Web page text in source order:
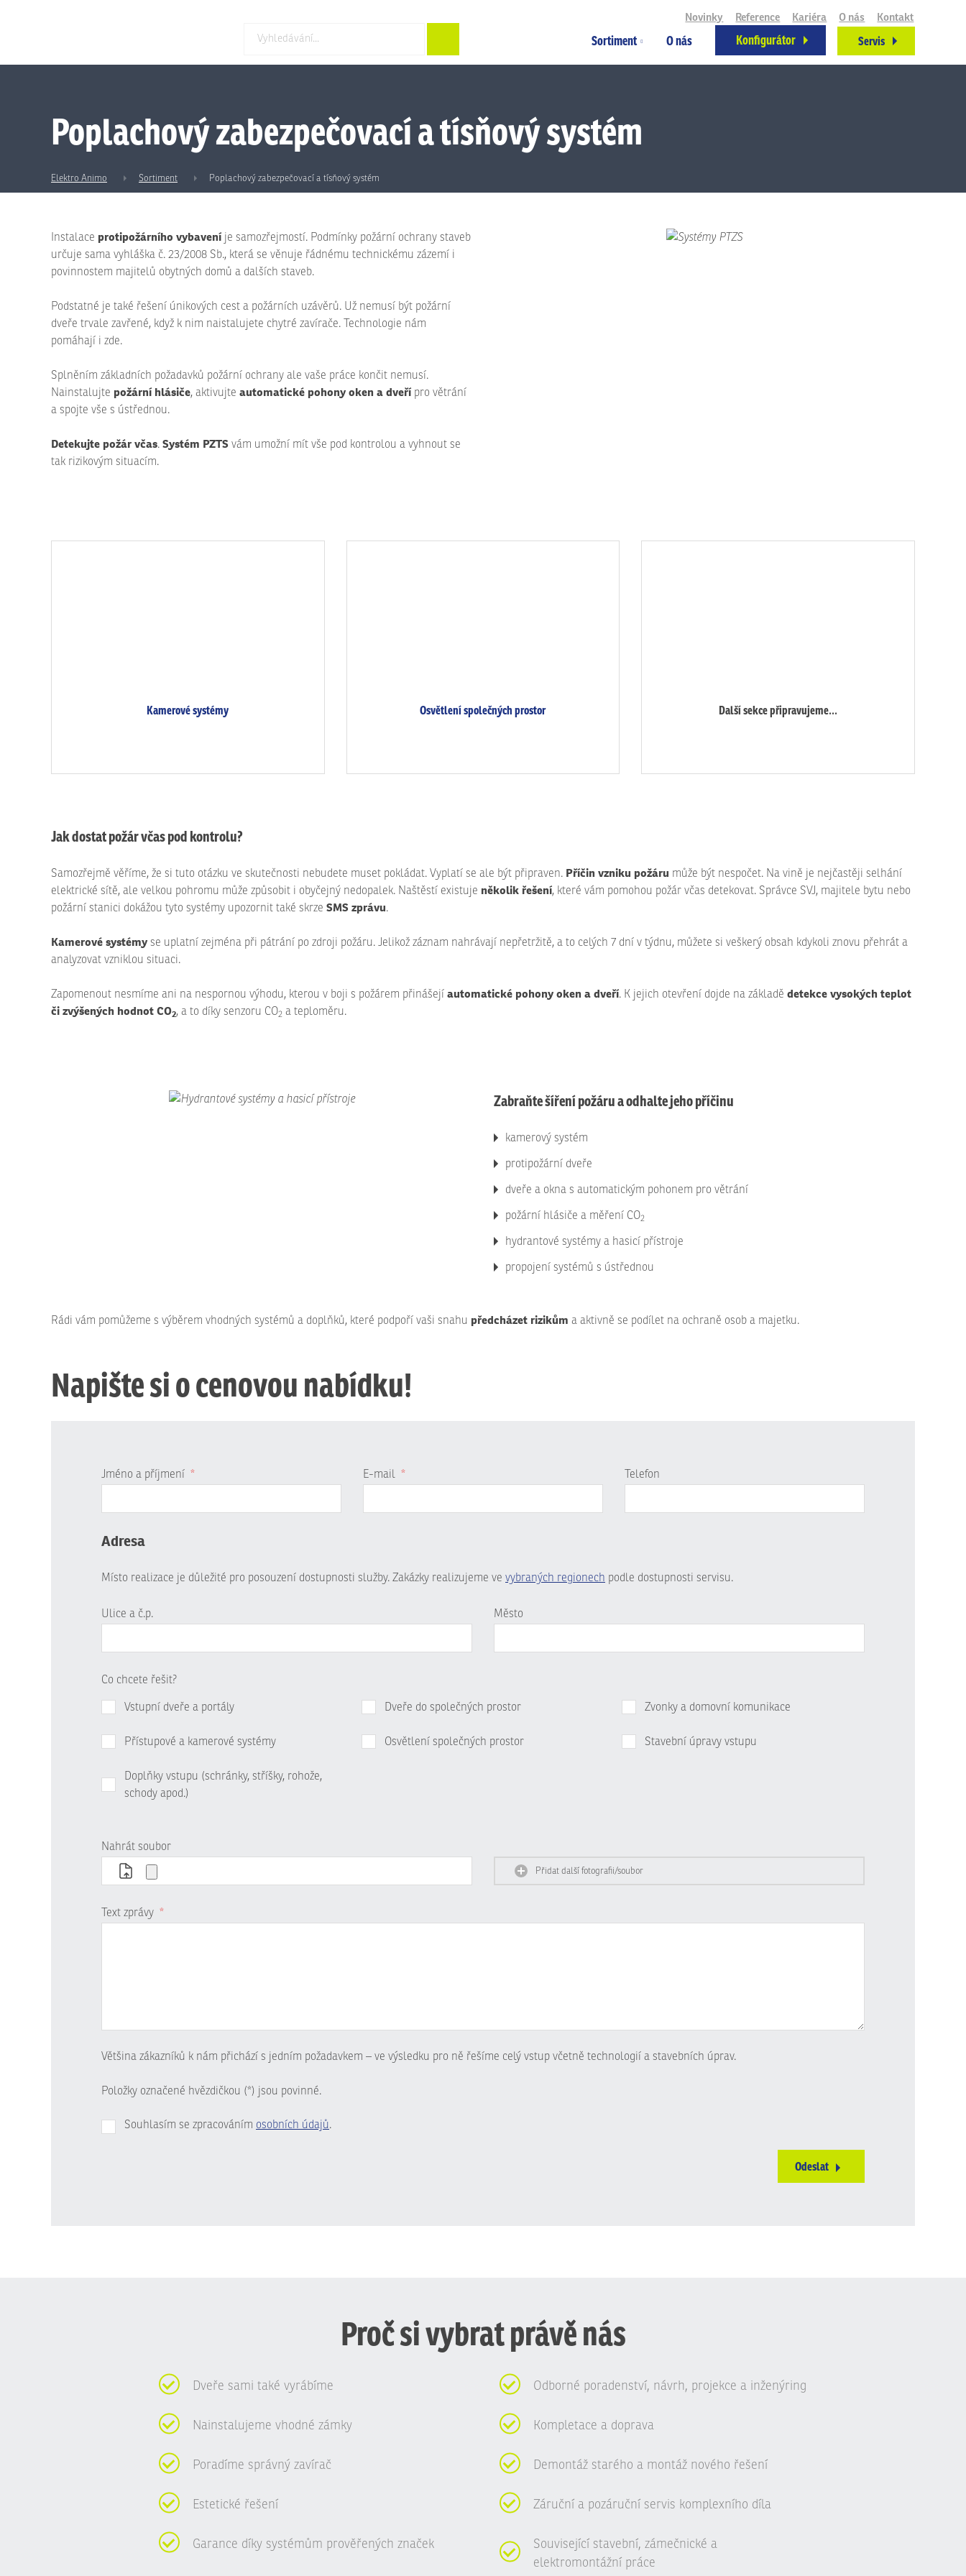
Sortiment O nás Konfigurátor Servis
Novinky Reference Kariéra O nás Kontakt
Poplachový zabezpečovací a tísňový systém
Elektro Animo Sortiment Poplachový zabezpečovací a tísňový systém
Instalace protipožárního vybavení je samozřejmostí. Podmínky požární ochrany staveb
určuje sama vyhláška č. 23/2008 Sb., která se věnuje řádnému technickému zázemí i
povinnostem majitelů obytných domů a dalších staveb.
Podstatné je také řešení únikových cest a požárních uzávěrů. Už nemusí být požární
dveře trvale zavřené, když k nim naistalujete chytré zavírače. Technologie nám
pomáhají i zde.
Splněním základních požadavků požární ochrany ale vaše práce končit nemusí.
Nainstalujte požární hlásiče, aktivujte automatické pohony oken a dveří pro větrání
a spojte vše s ústřednou.
Detekujte požár včas. Systém PZTS vám umožní mít vše pod kontrolou a vyhnout se
tak rizikovým situacím.
Kamerové systémy Osvětlení společných prostor Další sekce připravujeme...
Jak dostat požár včas pod kontrolu?
Samozřejmě věříme, že si tuto otázku ve skutečnosti nebudete muset pokládat. Vyplatí se ale být připraven. Příčin vzniku požáru může být nespočet. Na vině je nejčastěji selhání
elektrické sítě, ale velkou pohromu může způsobit i obyčejný nedopalek. Naštěstí existuje několik řešení, které vám pomohou požár včas detekovat. Správce SVJ, majitele bytu nebo
požární stanici dokážou tyto systémy upozornit také skrze SMS zprávu.
Kamerové systémy se uplatní zejména při pátrání po zdroji požáru. Jelikož záznam nahrávají nepřetržitě, a to celých 7 dní v týdnu, můžete si veškerý obsah kdykoli znovu přehrát a
analyzovat vzniklou situaci.
Zapomenout nesmíme ani na nespornou výhodu, kterou v boji s požárem přinášejí automatické pohony oken a dveří. K jejich otevření dojde na základě detekce vysokých teplot
či zvýšených hodnot CO2, a to díky senzoru CO2 a teploměru.
Zabraňte šíření požáru a odhalte jeho příčinu
kamerový systém
protipožární dveře
dveře a okna s automatickým pohonem pro větrání
požární hlásiče a měření CO2
hydrantové systémy a hasicí přístroje
propojení systémů s ústřednou
Rádi vám pomůžeme s výběrem vhodných systémů a doplňků, které podpoří vaši snahu předcházet rizikům a aktivně se podílet na ochraně osob a majetku.
Napište si o cenovou nabídku!
Jméno a příjmení * E-mail * Telefon
Adresa
Místo realizace je důležité pro posouzení dostupnosti služby. Zakázky realizujeme ve vybraných regionech podle dostupnosti servisu.
Ulice a č.p. Město
Co chcete řešit?
Vstupní dveře a portály Dveře do společných prostor Zvonky a domovní komunikace
Přístupové a kamerové systémy Osvětlení společných prostor Stavební úpravy vstupu
Doplňky vstupu (schránky, stříšky, rohože,
schody apod.)
Nahrát soubor
Přidat další fotografii/soubor
Text zprávy *
Většina zákazníků k nám přichází s jedním požadavkem – ve výsledku pro ně řešíme celý vstup včetně technologií a stavebních úprav.
Položky označené hvězdičkou (*) jsou povinné.
Souhlasím se zpracováním osobních údajů.
Odeslat
Proč si vybrat právě nás
Dveře sami také vyrábíme
Nainstalujeme vhodné zámky
Poradíme správný zavírač
Estetické řešení
Garance díky systémům prověřených značek
Odborné poradenství, návrh, projekce a inženýring
Kompletace a doprava
Demontáž starého a montáž nového řešení
Záruční a pozáruční servis komplexního díla
Související stavební, zámečnické a
elektromontážní práce